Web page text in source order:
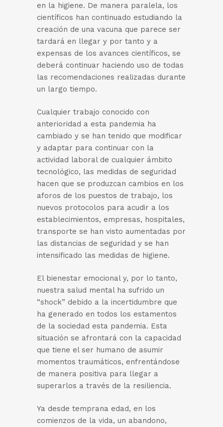
en la higiene. De manera paralela, los
científicos han continuado estudiando la
creación de una vacuna que parece ser
tardará en llegar y por tanto y a
expensas de los avances científicos, se
deberá continuar haciendo uso de todas
las recomendaciones realizadas durante
un largo tiempo.
Cualquier trabajo conocido con
anterioridad a esta pandemia ha
cambiado y se han tenido que modificar
y adaptar para continuar con la
actividad laboral de cualquier ámbito
tecnológico, las medidas de seguridad
hacen que se produzcan cambios en los
aforos de los puestos de trabajo, los
nuevos protocolos para acudir a los
establecimientos, empresas, hospitales,
transporte se han visto aumentadas por
las distancias de seguridad y se han
intensificado las medidas de higiene.
El bienestar emocional y, por lo tanto,
nuestra salud mental ha sufrido un
“shock” debido a la incertidumbre que
ha generado en todos los estamentos
de la sociedad esta pandemia. Esta
situación se afrontará con la capacidad
que tiene el ser humano de asumir
momentos traumáticos, enfrentándose
de manera positiva para llegar a
superarlos a través de la resiliencia.
Ya desde temprana edad, en los
comienzos de la vida, un abandono,